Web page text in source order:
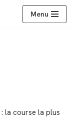
Menu
: la course la plus